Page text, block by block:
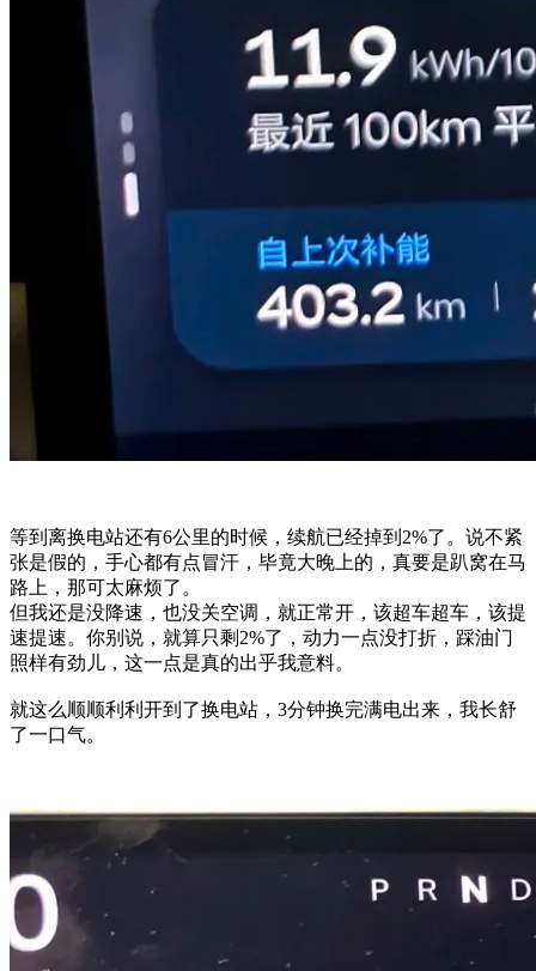
等到离换电站还有6公里的时候，续航已经掉到2%了。说不紧
张是假的，手心都有点冒汗，毕竟大晚上的，真要是趴窝在马
路上，那可太麻烦了。
但我还是没降速，也没关空调，就正常开，该超车超车，该提
速提速。你别说，就算只剩2%了，动力一点没打折，踩油门
照样有劲儿，这一点是真的出乎我意料。
就这么顺顺利利开到了换电站，3分钟换完满电出来，我长舒
了一口气。